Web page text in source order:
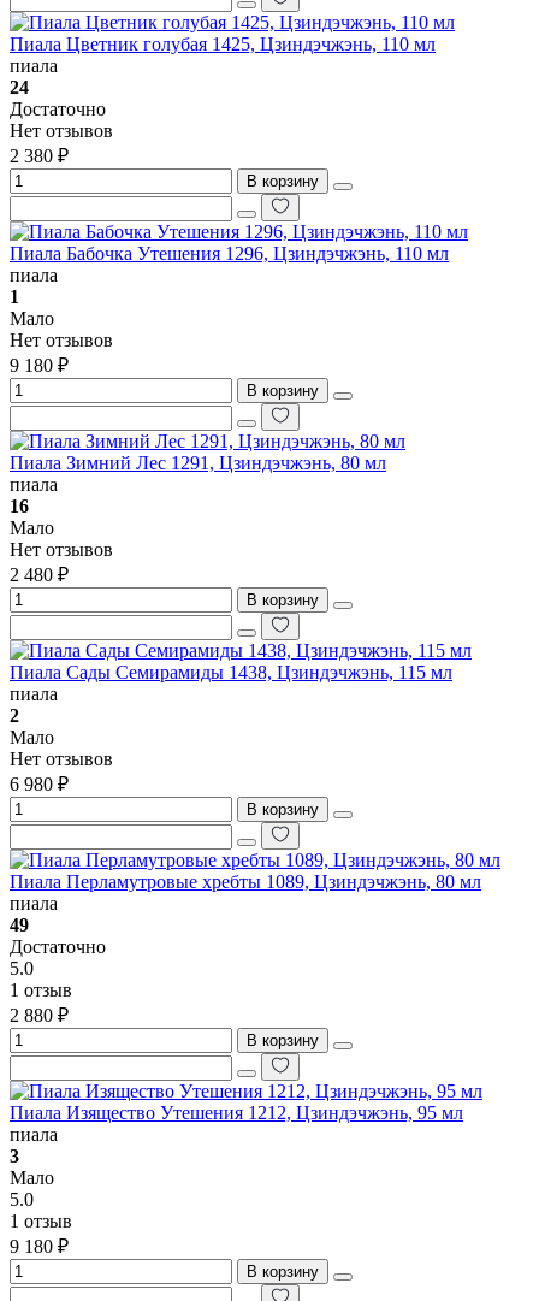
Пиала Цветник голубая 1425, Цзиндэчжэнь, 110 мл
пиала
24
Достаточно
Нет отзывов
2 380 ₽
В корзину
Пиала Бабочка Утешения 1296, Цзиндэчжэнь, 110 мл
пиала
1
Мало
Нет отзывов
9 180 ₽
В корзину
Пиала Зимний Лес 1291, Цзиндэчжэнь, 80 мл
пиала
16
Мало
Нет отзывов
2 480 ₽
В корзину
Пиала Сады Семирамиды 1438, Цзиндэчжэнь, 115 мл
пиала
2
Мало
Нет отзывов
6 980 ₽
В корзину
Пиала Перламутровые хребты 1089, Цзиндэчжэнь, 80 мл
пиала
49
Достаточно
5.0
1 отзыв
2 880 ₽
В корзину
Пиала Изящество Утешения 1212, Цзиндэчжэнь, 95 мл
пиала
3
Мало
5.0
1 отзыв
9 180 ₽
В корзину